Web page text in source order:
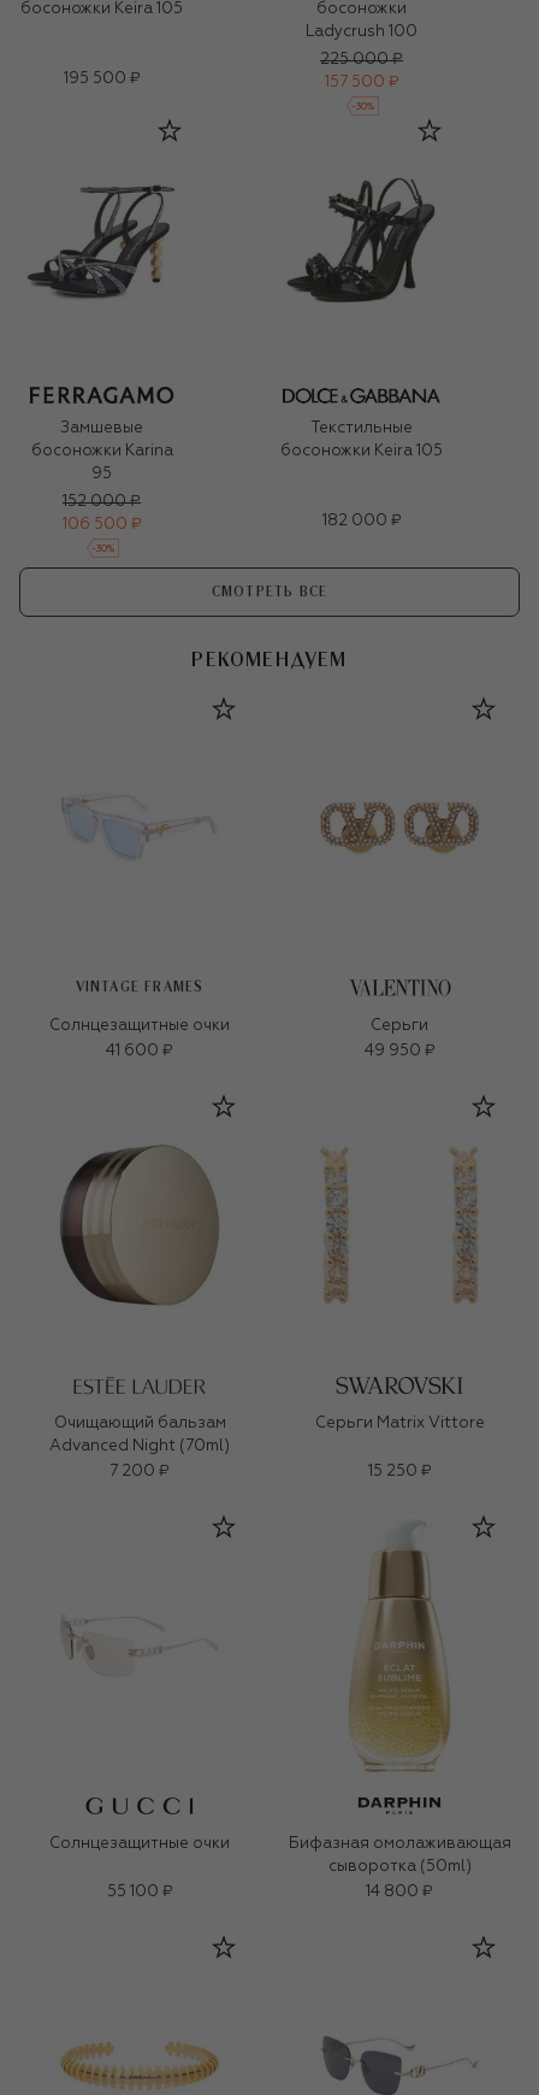
босоножки Keira 105
195 500 ₽
босоножки
Ladycrush 100
225 000 ₽
157 500 ₽
-30%
Замшевые
босоножки Karina
95
152 000 ₽
106 500 ₽
-30%
Текстильные
босоножки Keira 105
182 000 ₽
СМОТРЕТЬ ВСЕ
РЕКОМЕНДУЕМ
VINTAGE FRAMES
Солнцезащитные очки
41 600 ₽
Серьги
49 950 ₽
Очищающий бальзам
Advanced Night (70ml)
7 200 ₽
Серьги Matrix Vittore
15 250 ₽
Солнцезащитные очки
55 100 ₽
Бифазная омолаживающая
сыворотка (50ml)
14 800 ₽